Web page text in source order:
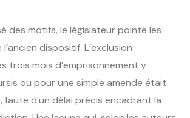
des motifs, le législateur pointe les
dispositif. L’exclusion
trois mois d’emprisonnement y
ou pour une simple amende était
faute d’un délai précis encadrant la